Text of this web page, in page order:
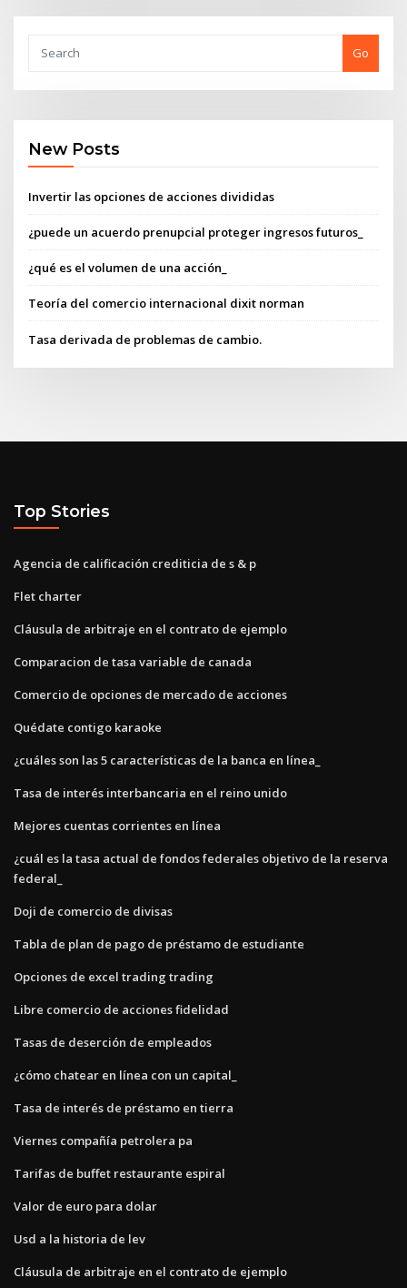
Go
New Posts
Invertir las opciones de acciones divididas
¿puede un acuerdo prenupcial proteger ingresos futuros_
¿qué es el volumen de una acción_
Teoría del comercio internacional dixit norman
Tasa derivada de problemas de cambio.
Top Stories
Agencia de calificación crediticia de s & p
Flet charter
Cláusula de arbitraje en el contrato de ejemplo
Comparacion de tasa variable de canada
Comercio de opciones de mercado de acciones
Quédate contigo karaoke
¿cuáles son las 5 características de la banca en línea_
Tasa de interés interbancaria en el reino unido
Mejores cuentas corrientes en línea
¿cuál es la tasa actual de fondos federales objetivo de la reserva
federal_
Doji de comercio de divisas
Tabla de plan de pago de préstamo de estudiante
Opciones de excel trading trading
Libre comercio de acciones fidelidad
Tasas de deserción de empleados
¿cómo chatear en línea con un capital_
Tasa de interés de préstamo en tierra
Viernes compañía petrolera pa
Tarifas de buffet restaurante espiral
Valor de euro para dolar
Usd a la historia de lev
Cláusula de arbitraje en el contrato de ejemplo